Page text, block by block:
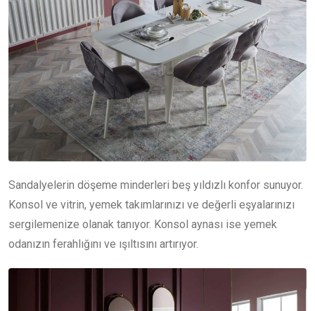
Sandalyelerin döşeme minderleri beş yıldızlı konfor sunuyor.
Konsol ve vitrin, yemek takımlarınızı ve değerli eşyalarınızı
sergilemenize olanak tanıyor. Konsol aynası ise yemek
odanızın ferahlığını ve ışıltısını artırıyor.